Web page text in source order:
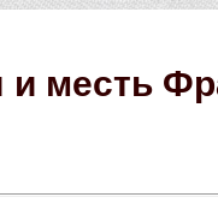
и месть